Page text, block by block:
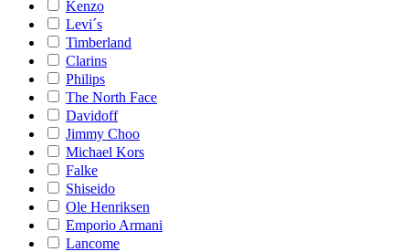
Kenzo
Levi´s
Timberland
Clarins
Philips
The North Face
Davidoff
Jimmy Choo
Michael Kors
Falke
Shiseido
Ole Henriksen
Emporio Armani
Lancome